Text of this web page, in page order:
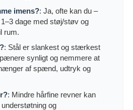
imens?: Ja, ofte kan du –
dage med støj/støv og
rum.
: Stål er slankest og stærkest
synligt og nemmere at
af spænd, udtryk og
: Mindre hårfine revner kan
og